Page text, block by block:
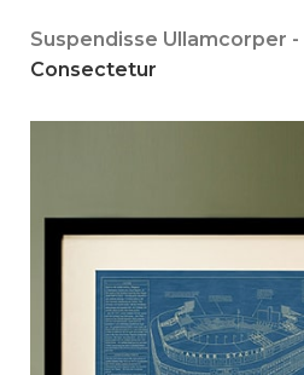
Suspendisse Ullamcorper -
Consectetur